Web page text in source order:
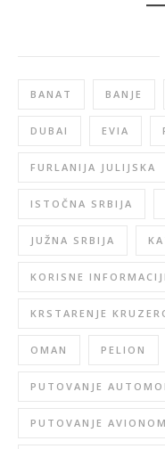
BANAT BANJE
DUBAI EVIA
FURLANIJA JULIJSKA
ISTOČNA SRBIJA
JUŽNA SRBIJA
KORISNE
KRSTARENJE
OMAN PELION
PUTOVANJE
PUTOVANJE AVIONOM